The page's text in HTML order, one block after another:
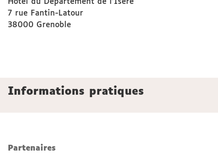
Hôtel du Département de l’Isère
7 rue Fantin-Latour
38000 Grenoble
Informations pratiques
Partenaires